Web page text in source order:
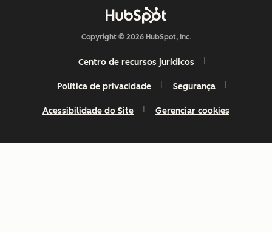
Copyright © 2026 HubSpot, Inc.
Centro de recursos jurídicos
Política de privacidade Segurança
Acessibilidade do Site Gerenciar cookies